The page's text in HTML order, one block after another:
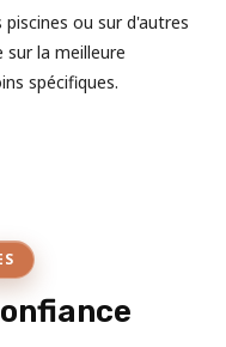
ou sur d'autres
la meilleure
spécifiques.